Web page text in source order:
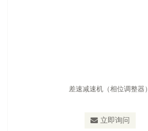
差速减速机（相位调整器）
立即询问